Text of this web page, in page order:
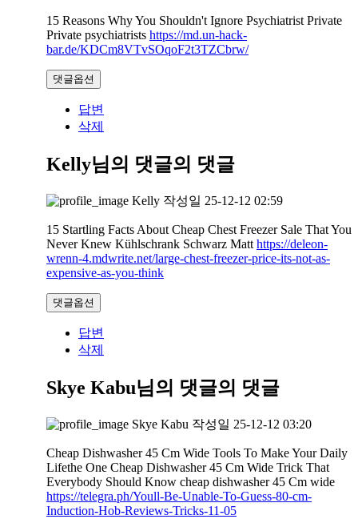
15 Reasons Why You Shouldn't Ignore Psychiatrist Private
Private psychiatrists https://md.un-hack-
bar.de/KDCm8VTvSOqoF2t3TZCbrw/
댓글옵션
답변
삭제
Kelly님의 댓글의 댓글
Kelly 작성일 25-12-12 02:59
15 Startling Facts About Cheap Chest Freezer Sale That You
Never Knew Kühlschrank Schwarz Matt https://deleon-
wrenn-4.mdwrite.net/large-chest-freezer-price-its-not-as-
expensive-as-you-think
댓글옵션
답변
삭제
Skye Kabu님의 댓글의 댓글
Skye Kabu 작성일 25-12-12 03:20
Cheap Dishwasher 45 Cm Wide Tools To Make Your Daily
Lifethe One Cheap Dishwasher 45 Cm Wide Trick That
Everybody Should Know cheap dishwasher 45 Cm wide
https://telegra.ph/Youll-Be-Unable-To-Guess-80-cm-
Induction-Hob-Reviews-Tricks-11-05